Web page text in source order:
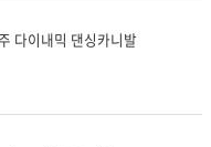
다이내믹 댄싱카니발